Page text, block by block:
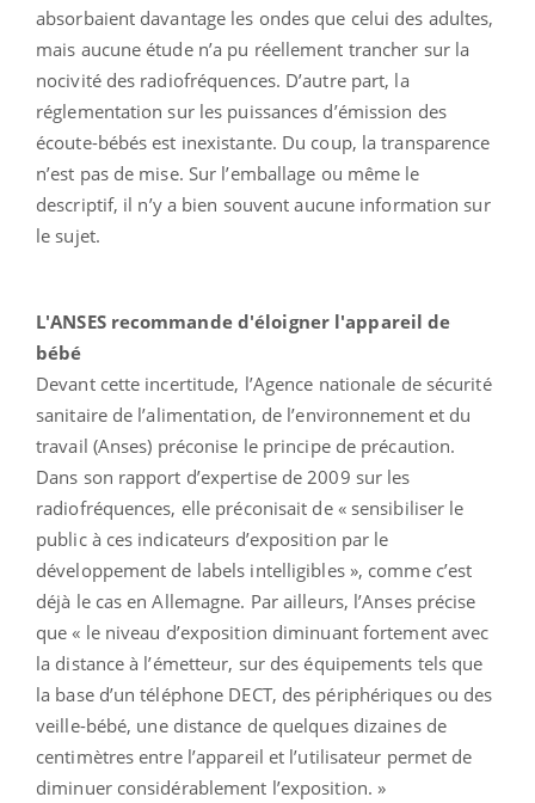
absorbaient davantage les ondes que celui des adultes,
mais aucune étude n’a pu réellement trancher sur la
nocivité des radiofréquences. D’autre part, la
réglementation sur les puissances d’émission des
écoute-bébés est inexistante. Du coup, la transparence
n’est pas de mise. Sur l’emballage ou même le
descriptif, il n’y a bien souvent aucune information sur
le sujet.
L'ANSES recommande d'éloigner l'appareil de
bébé
Devant cette incertitude, l’Agence nationale de sécurité
sanitaire de l’alimentation, de l’environnement et du
travail (Anses) préconise le principe de précaution.
Dans son rapport d’expertise de 2009 sur les
radiofréquences, elle préconisait de « sensibiliser le
public à ces indicateurs d’exposition par le
développement de labels intelligibles », comme c’est
déjà le cas en Allemagne. Par ailleurs, l’Anses précise
que « le niveau d’exposition diminuant fortement avec
la distance à l’émetteur, sur des équipements tels que
la base d’un téléphone DECT, des périphériques ou des
veille-bébé, une distance de quelques dizaines de
centimètres entre l’appareil et l’utilisateur permet de
diminuer considérablement l’exposition. »